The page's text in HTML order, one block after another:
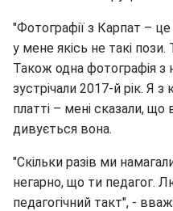
"Фотографії з Карпат –
у мене якісь не такі
Також одна фотографія з
зустрічали 2017-й рік. Я
платті – мені сказали,
дивується вона.
"Скільки разів ми
негарно, що ти педагог.
педагогічний такт", -